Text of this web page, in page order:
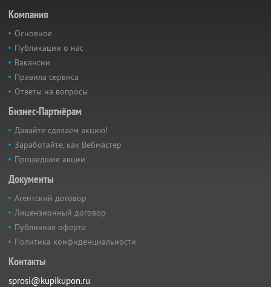
Компания
Основное
Публикации о нас
Вакансии
Правила сервиса
Ответы на вопросы
Бизнес-Партнёрам
Давайте сделаем акцию!
Заработайте, как Вебмастер
Прошедшие акции
Документы
Агентский договор
Лицензионный договор
Публичная оферта
Политика конфиденциальности
Контакты
sprosi@kupikupon.ru